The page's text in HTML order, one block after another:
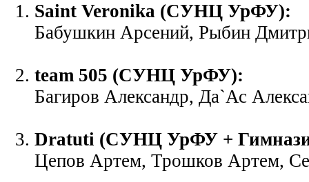
Saint Veronika (СУНЦ УрФУ):
Бабушкин Арсений, Рыбин
team 505 (СУНЦ УрФУ):
Багиров Александр, Да`Ас
Dratuti (СУНЦ УрФУ +
Цепов Артем, Трошков Артем,